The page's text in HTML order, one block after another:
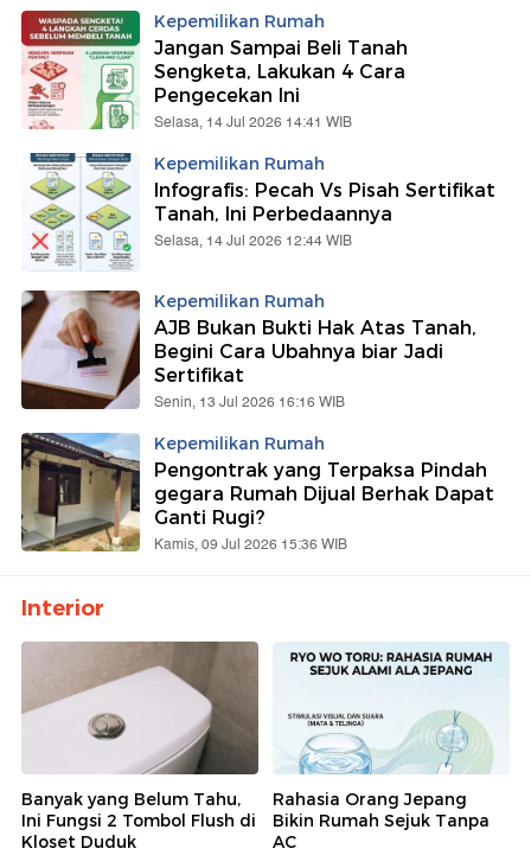
Kepemilikan Rumah
Jangan Sampai Beli Tanah
Sengketa, Lakukan 4 Cara
Pengecekan Ini
Selasa, 14 Jul 2026 14:41 WIB
Kepemilikan Rumah
Infografis: Pecah Vs Pisah Sertifikat
Tanah, Ini Perbedaannya
Selasa, 14 Jul 2026 12:44 WIB
Kepemilikan Rumah
AJB Bukan Bukti Hak Atas Tanah,
Begini Cara Ubahnya biar Jadi
Sertifikat
Senin, 13 Jul 2026 16:16 WIB
Kepemilikan Rumah
Pengontrak yang Terpaksa Pindah
gegara Rumah Dijual Berhak Dapat
Ganti Rugi?
Kamis, 09 Jul 2026 15:36 WIB
Interior
Banyak yang Belum Tahu,
Ini Fungsi 2 Tombol Flush di
Kloset Duduk
Rahasia Orang Jepang
Bikin Rumah Sejuk Tanpa
AC